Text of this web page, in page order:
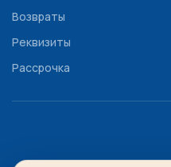
Возвраты
Реквизиты
Рассрочка